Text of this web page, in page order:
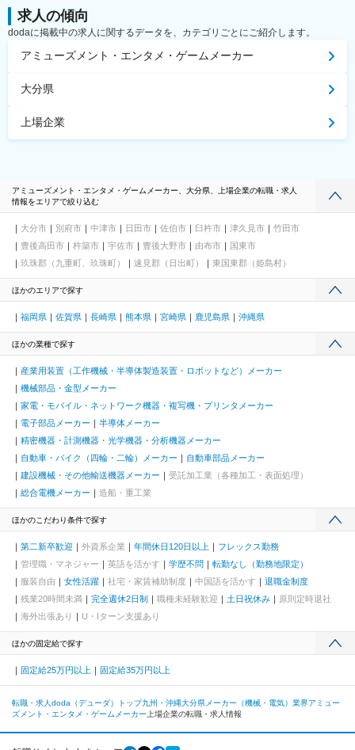
求人の傾向
dodaに掲載中の求人に関するデータを、カテゴリごとにご紹介します。
アミューズメント・エンタメ・ゲームメーカー
大分県
上場企業
アミューズメント・エンタメ・ゲームメーカー、大分県、上場企業の転職・求人
情報をエリアで絞り込む
大分市 別府市 中津市 日田市 佐伯市 臼杵市 津久見市
竹田市
豊後高田市
杵築市 宇佐市 豊後大野市 由布市
国東市
玖珠郡（九重町、玖珠町）
速見郡（日出町） 東国東郡（姫島村）
ほかのエリアで探す
福岡県 佐賀県 長崎県 熊本県 宮崎県 鹿児島県 沖縄県
ほかの業種で探す
産業用装置（工作機械・半導体製造装置・ロボットなど）メーカー
機械部品・金型メーカー
家電・モバイル・ネットワーク機器・複写機・プリンタメーカー
電子部品メーカー
半導体メーカー
精密機器・計測機器・光学機器・分析機器メーカー
自動車・バイク（四輪・二輪）メーカー
自動車部品メーカー
建設機械・その他輸送機器メーカー
受託加工業（各種加工・表面処理）
総合電機メーカー
造船・重工業
ほかのこだわり条件で探す
第二新卒歓迎 外資系企業 年間休日120日以上
フレックス勤務
管理職・マネジャー
英語を活かす 学歴不問
転勤なし（勤務地限定）
服装自由
女性活躍 社宅・家賃補助制度 中国語を活かす
退職金制度
残業20時間未満
完全週休2日制 職種未経験歓迎 土日祝休み
原則定時退社
海外出張あり
U・Iターン支援あり
ほかの固定給で探す
固定給25万円以上 固定給35万円以上
転職・求人doda（デューダ）トップ九州・沖縄大分県 メーカー（機械・電気）業界アミュー
ズメント・エンタメ・ゲームメーカー 上場企業の転職・求人情報